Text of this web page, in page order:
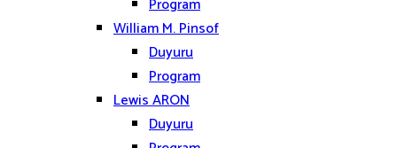
Program
William M. Pinsof
Duyuru
Program
Lewis ARON
Duyuru